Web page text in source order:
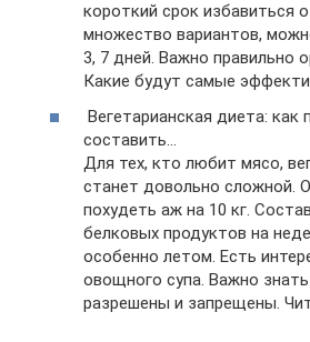
короткий срок избавиться
множество вариантов,
3, 7 дней. Важно правильно
Какие будут самые
Вегетарианская диета: как
составить…
Для тех, кто любит мясо,
станет довольно сложной.
похудеть аж на 10 кг.
белковых продуктов на
особенно летом. Есть
овощного супа. Важно
разрешены и запрещены.